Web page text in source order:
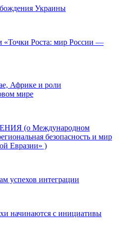
Украины
Роста: мир России —
Африке и роли
мире
(о Международном
безопасность и мир
Евразии» )
интеграции
начинаются с инициативы